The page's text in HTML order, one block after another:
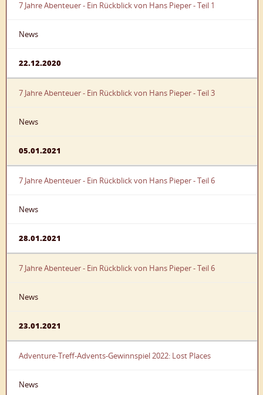
7 Jahre Abenteuer - Ein Rückblick von Hans Pieper - Teil 1
News
22.12.2020
7 Jahre Abenteuer - Ein Rückblick von Hans Pieper - Teil 3
News
05.01.2021
7 Jahre Abenteuer - Ein Rückblick von Hans Pieper - Teil 6
News
28.01.2021
7 Jahre Abenteuer - Ein Rückblick von Hans Pieper - Teil 6
News
23.01.2021
Adventure-Treff-Advents-Gewinnspiel 2022: Lost Places
News